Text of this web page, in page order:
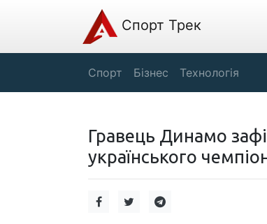
Спорт Трек
Спорт Бізнес Технологія
Гравець Динамо
українського